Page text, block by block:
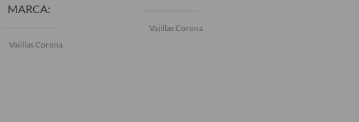
MARCA
Vajillas Corona
Vajillas Corona